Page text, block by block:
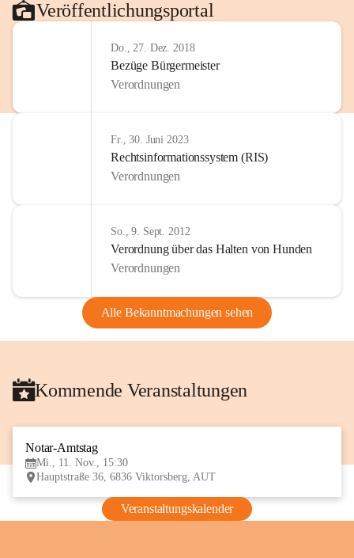
Veröffentlichungsportal
Do., 27. Dez. 2018
Bezüge Bürgermeister
Verordnungen
Fr., 30. Juni 2023
Rechtsinformationssystem (RIS)
Verordnungen
So., 9. Sept. 2012
Verordnung über das Halten von Hunden
Verordnungen
Alle Bekanntmachungen sehen
Kommende Veranstaltungen
Notar-Amtstag
Mi., 11. Nov., 15:30
Hauptstraße 36, 6836 Viktorsberg, AUT
Veranstaltungskalender